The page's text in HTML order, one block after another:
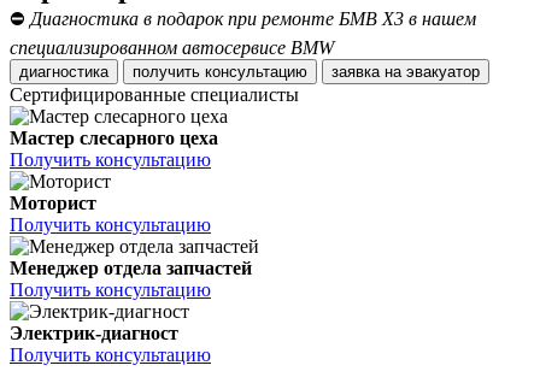
⛔ Диагностика в подарок при ремонте БМВ Х3 в нашем
специализированном автосервисе BMW
диагностика получить консультацию заявка на эвакуатор
Сертифицированные специалисты
Мастер слесарного цеха
Получить консультацию
Моторист
Получить консультацию
Менеджер отдела запчастей
Получить консультацию
Электрик-диагност
Получить консультацию